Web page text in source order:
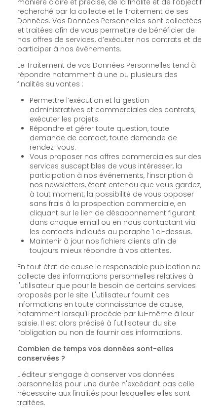
recherché par la collecte et le Traitement de ses
Données. Vos Données Personnelles sont collectées
et traitées afin de vous permettre de bénéficier de
nos offres de services, d’exécuter nos contrats et de
participer à nos événements.
Le Traitement de vos Données Personnelles tend à
répondre notamment à une ou plusieurs des
finalités suivantes :
Permettre l’exécution et la gestion
administratives et commerciales des contrats,
exécuter les projets.
Répondre et gérer toute question, toute
demande de contact, toute demande de
rendez-vous.
Vous proposer nos offres commerciales sur des
services susceptibles de vous intéresser, la
participation à nos événements, l’inscription à
nos newsletters, étant entendu que vous gardez,
à tout moment, la possibilité de vous opposer
sans frais à la prospection commerciale, en
cliquant sur le lien de désabonnement figurant
dans chaque email ou en nous contactant via
les contacts indiqués au paraphe 1 ci-dessus.
Maintenir à jour nos fichiers clients afin de
toujours mieux répondre à vos attentes.
En tout état de cause le responsable publication ne
collecte des informations personnelles relatives à
l'utilisateur que pour le besoin de certains services
proposés par le site. L'utilisateur fournit ces
informations en toute connaissance de cause,
notamment lorsqu'il procède par lui-même à leur
saisie. Il est alors précisé à l'utilisateur du site
l’obligation ou non de fournir ces informations.
Combien de temps vos données sont-elles
conservées ?
L'éditeur s’engage à conserver vos données
personnelles pour une durée n'excédant pas celle
nécessaire aux finalités pour lesquelles elles sont
traitées.